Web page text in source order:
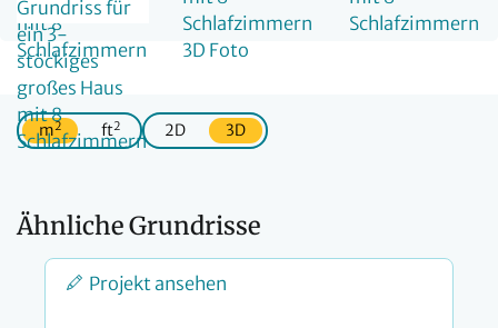
m2 ft2 2D 3D
Ähnliche Grundrisse
Projekt ansehen